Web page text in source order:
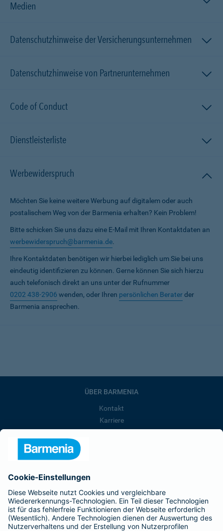
Medien
Datenschutzhinweise der Versicherungsunternehmen
Datenschutzhinweise von Partnerunternehmen
Code of Conduct
Dienstleisterliste
Werbewiderspruch
Möchten Sie keine weitere Werbung auf digitalem oder auch
postalischem Weg von der Barmenia erhalten? Kein Problem!
Bitte schicken Sie uns dazu eine E-Mail mit Ihren Kontaktdaten an
werbewiderspruch@barmenia.de.
Ihre Kontaktdaten benötigen wir hierbei lediglich um Sie bei uns
eindeutig identifizieren zu können. Gerne können Sie sich hierzu
auch telefonisch direkt an uns unter der Rufnummer
0202 438-2906 wenden, oder Ihren persönlichen Beraterder
Barmenia ansprechen.
ÜBER BARMENIA
Kontakt
Karriere
Barmenia ist Teil der BarmeniaGothaer
BELIEBTE SEITEN
Kranken-Zusatzversicherung